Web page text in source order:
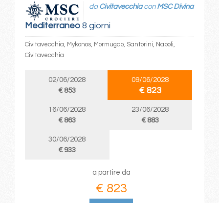
Mediterraneo8 giorni
da Civitavecchiacon MSC Divina
Civitavecchia, Mykonos, Mormugao, Santorini, Napoli,
Civitavecchia
02/06/2028
€ 853
09/06/2028
€ 823
16/06/2028
€ 863
23/06/2028
€ 883
30/06/2028
€ 933
a partire da
€ 823